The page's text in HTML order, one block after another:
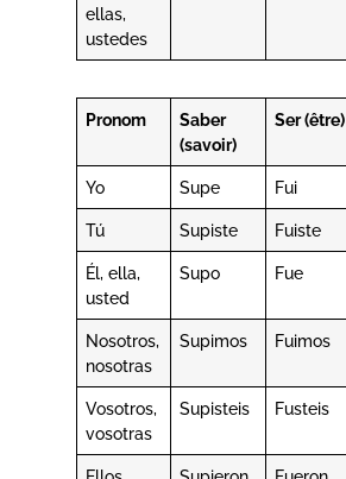
ellas,
ustedes
Pronom
Saber
(savoir)
Ser (être)
Yo Supe Fui
Tú Supiste Fuiste
Él, ella,
usted
Supo Fue
Nosotros,
nosotras
Supimos Fuimos
Vosotros,
vosotras
Supisteis Fusteis